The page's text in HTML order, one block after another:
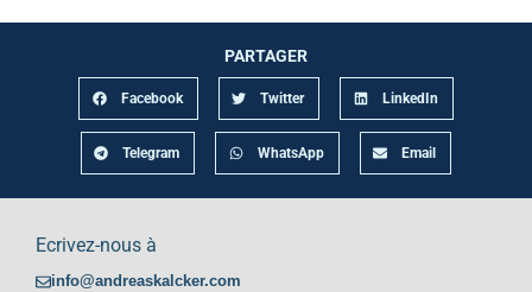
PARTAGER
Facebook Twitter LinkedIn
Telegram WhatsApp Email
Ecrivez-nous à
info@andreaskalcker.com